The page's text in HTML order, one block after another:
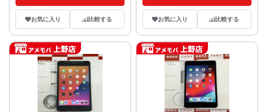
お気に入り 比較する お気に入り 比較する